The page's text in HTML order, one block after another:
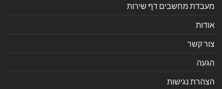
מעבדת מחשבים דף שירות
אודות
צור קשר
הגעה
הצהרת נגישות